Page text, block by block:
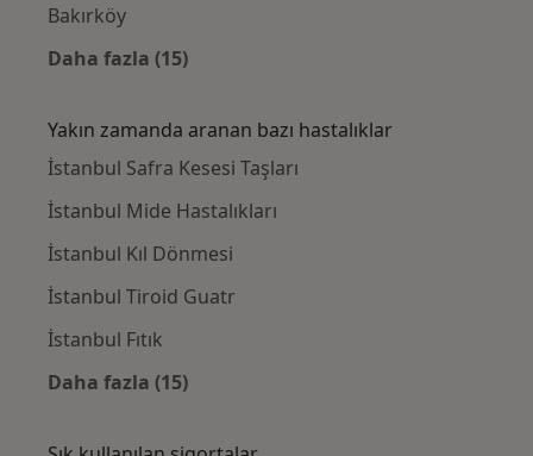
Bakırköy
Daha fazla (15)
Yakın zamanda aranan bazı hastalıklar
İstanbul Safra Kesesi Taşları
İstanbul Mide Hastalıkları
İstanbul Kıl Dönmesi
İstanbul Tiroid Guatr
İstanbul Fıtık
Daha fazla (15)